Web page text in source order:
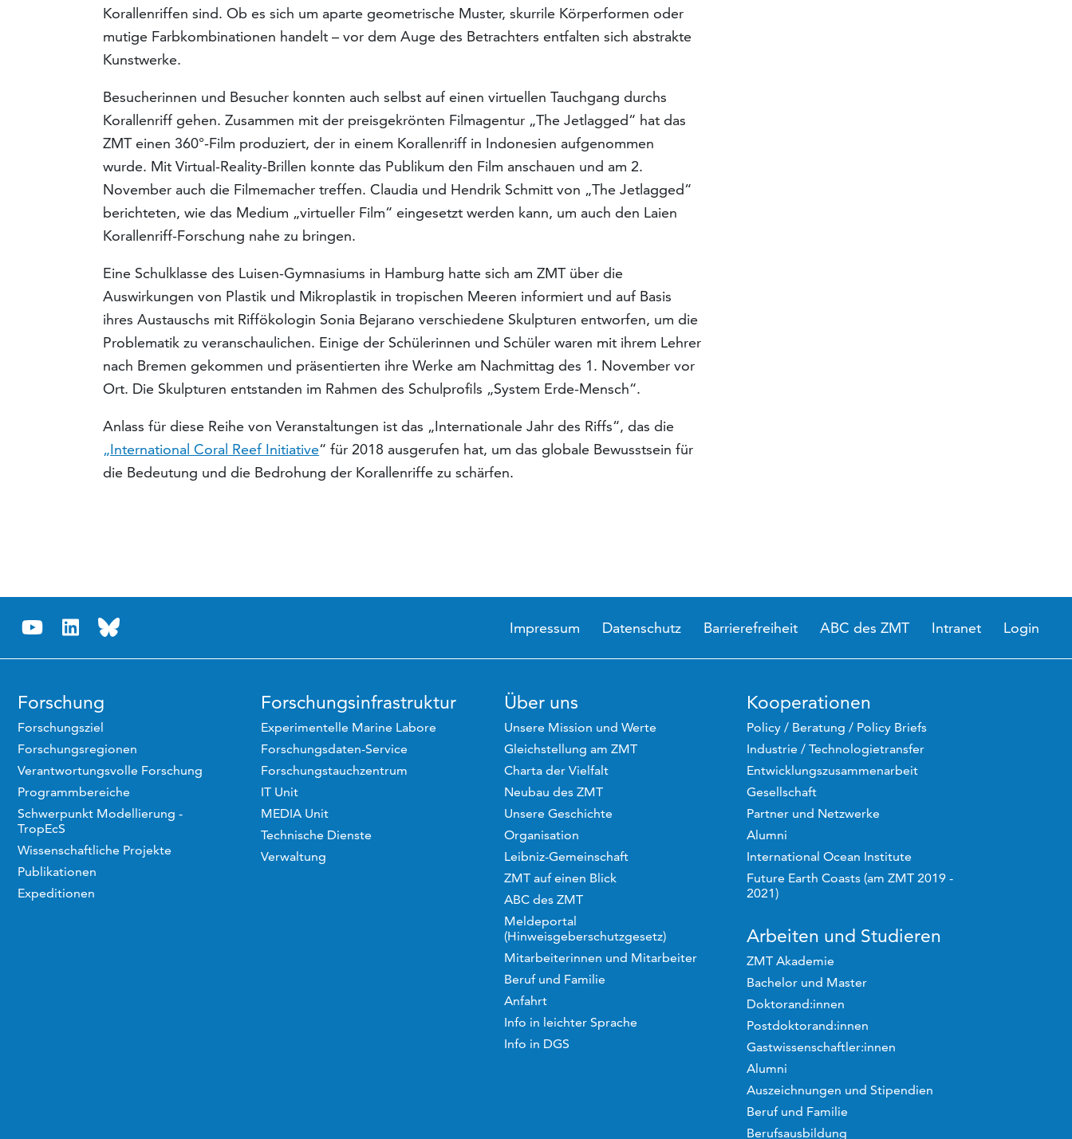
Korallenriffen sind. Ob es sich um aparte geometrische Muster, skurrile Körperformen oder
mutige Farbkombinationen handelt – vor dem Auge des Betrachters entfalten sich abstrakte
Kunstwerke.
Besucherinnen und Besucher konnten auch selbst auf einen virtuellen Tauchgang durchs
Korallenriff gehen. Zusammen mit der preisgekrönten Filmagentur „The Jetlagged“ hat das
ZMT einen 360°-Film produziert, der in einem Korallenriff in Indonesien aufgenommen
wurde. Mit Virtual-Reality-Brillen konnte das Publikum den Film anschauen und am 2.
November auch die Filmemacher treffen. Claudia und Hendrik Schmitt von „The Jetlagged“
berichteten, wie das Medium „virtueller Film“ eingesetzt werden kann, um auch den Laien
Korallenriff-Forschung nahe zu bringen.
Eine Schulklasse des Luisen-Gymnasiums in Hamburg hatte sich am ZMT über die
Auswirkungen von Plastik und Mikroplastik in tropischen Meeren informiert und auf Basis
ihres Austauschs mit Riffökologin Sonia Bejarano verschiedene Skulpturen entworfen, um die
Problematik zu veranschaulichen. Einige der Schülerinnen und Schüler waren mit ihrem Lehrer
nach Bremen gekommen und präsentierten ihre Werke am Nachmittag des 1. November vor
Ort. Die Skulpturen entstanden im Rahmen des Schulprofils „System Erde-Mensch“.
Anlass für diese Reihe von Veranstaltungen ist das „Internationale Jahr des Riffs“, das die
„International Coral Reef Initiative“ für 2018 ausgerufen hat, um das globale Bewusstsein für
die Bedeutung und die Bedrohung der Korallenriffe zu schärfen.
Impressum Datenschutz Barrierefreiheit ABC des ZMT Intranet Login
Forschung
Forschungsziel
Forschungsregionen
Verantwortungsvolle Forschung
Programmbereiche
Schwerpunkt Modellierung -
TropEcS
Wissenschaftliche Projekte
Publikationen
Expeditionen
Forschungsinfrastruktur
Experimentelle Marine Labore
Forschungsdaten-Service
Forschungstauchzentrum
IT Unit
MEDIA Unit
Technische Dienste
Verwaltung
Über uns
Unsere Mission und Werte
Gleichstellung am ZMT
Charta der Vielfalt
Neubau des ZMT
Unsere Geschichte
Organisation
Leibniz-Gemeinschaft
ZMT auf einen Blick
ABC des ZMT
Meldeportal
(Hinweisgeberschutzgesetz)
Mitarbeiterinnen und Mitarbeiter
Beruf und Familie
Anfahrt
Info in leichter Sprache
Info in DGS
Kooperationen
Policy / Beratung / Policy Briefs
Industrie / Technologietransfer
Entwicklungszusammenarbeit
Gesellschaft
Partner und Netzwerke
Alumni
International Ocean Institute
Future Earth Coasts (am ZMT 2019 -
2021)
Arbeiten und Studieren
ZMT Akademie
Bachelor und Master
Doktorand:innen
Postdoktorand:innen
Gastwissenschaftler:innen
Alumni
Auszeichnungen und Stipendien
Beruf und Familie
Berufsausbildung